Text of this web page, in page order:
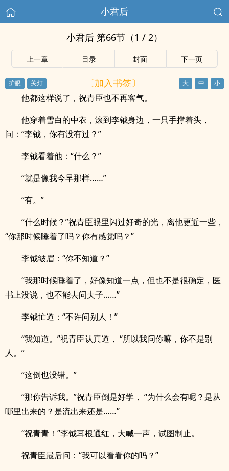
小君后
小君后 第66节（1 / 2）
上一章 目录 封面 下一页
〔加入书签〕
他都这样说了，祝青臣也不再客气。
他穿着雪白的中衣，滚到李钺身边，一只手撑着头，
问：“李钺，你有没有过？”
李钺看着他：“什么？”
“就是像我今早那样……”
“有。”
“什么时候？”祝青臣眼里闪过好奇的光，离他更近一些，
“你那时候睡着了吗？你有感觉吗？”
李钺皱眉：“你不知道？”
“我那时候睡着了，好像知道一点，但也不是很确定，医
书上没说，也不能去问夫子……”
李钺忙道：“不许问别人！”
“我知道。”祝青臣认真道， “所以我问你嘛，你不是别
人。”
“这倒也没错。”
“那你告诉我。”祝青臣倒是好学， “为什么会有呢？是从
哪里出来的？是流出来还是……”
“祝青青！”李钺耳根通红，大喊一声，试图制止。
祝青臣最后问：“我可以看看你的吗？”